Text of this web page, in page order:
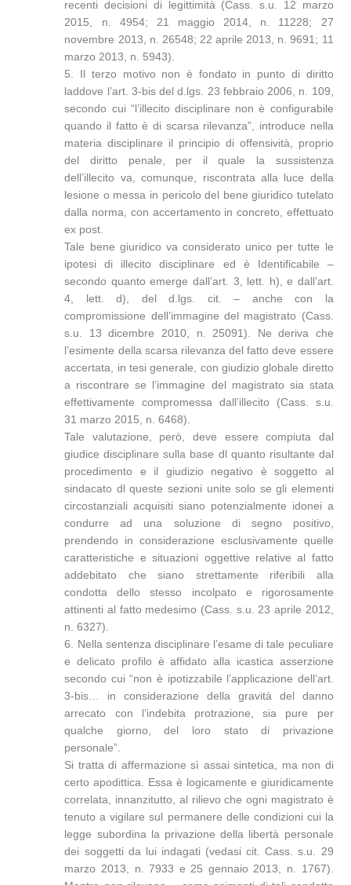
recenti decisioni di legittimità (Cass. s.u. 12 marzo
2015, n. 4954; 21 maggio 2014, n. 11228; 27
novembre 2013, n. 26548; 22 aprile 2013, n. 9691; 11
marzo 2013, n. 5943).
5. Il terzo motivo non è fondato in punto di diritto
laddove l’art. 3-bis del d.lgs. 23 febbraio 2006, n. 109,
secondo cui “l’illecito disciplinare non è configurabile
quando il fatto è di scarsa rilevanza”, introduce nella
materia disciplinare il principio di offensività, proprio
del diritto penale, per il quale la sussistenza
dell’illecito va, comunque, riscontrata alla luce della
lesione o messa in pericolo del bene giuridico tutelato
dalla norma, con accertamento in concreto, effettuato
ex post.
Tale bene giuridico va considerato unico per tutte le
ipotesi di illecito disciplinare ed è Identificabile –
secondo quanto emerge dall’art. 3, lett. h), e dall’art.
4, lett. d), del d.lgs. cit. – anche con la
compromissione dell’immagine del magistrato (Cass.
s.u. 13 dicembre 2010, n. 25091). Ne deriva che
l’esimente della scarsa rilevanza del fatto deve essere
accertata, in tesi generale, con giudizio globale diretto
a riscontrare se l’immagine del magistrato sia stata
effettivamente compromessa dall’illecito (Cass. s.u.
31 marzo 2015, n. 6468).
Tale valutazione, però, deve essere compiuta dal
giudice disciplinare sulla base dl quanto risultante dal
procedimento e il giudizio negativo è soggetto al
sindacato dl queste sezioni unite solo se gli elementi
circostanziali acquisiti siano potenzialmente idonei a
condurre ad una soluzione di segno positivo,
prendendo in considerazione esclusivamente quelle
caratteristiche e situazioni oggettive relative al fatto
addebitato che siano strettamente riferibili alla
condotta dello stesso incolpato e rigorosamente
attinenti al fatto medesimo (Cass. s.u. 23 aprile 2012,
n. 6327).
6. Nella sentenza disciplinare l’esame di tale peculiare
e delicato profilo è affidato alla icastica asserzione
secondo cui “non è ipotizzabile l’applicazione dell’art.
3-bis… in considerazione della gravità del danno
arrecato con l’indebita protrazione, sia pure per
qualche giorno, del loro stato di privazione
personale”.
Si tratta di affermazione sì assai sintetica, ma non di
certo apodittica. Essa è logicamente e giuridicamente
correlata, innanzitutto, al rilievo che ogni magistrato è
tenuto a vigilare sul permanere delle condizioni cui la
legge subordina la privazione della libertà personale
dei soggetti da lui indagati (vedasi cit. Cass. s.u. 29
marzo 2013, n. 7933 e 25 gennaio 2013, n. 1767).